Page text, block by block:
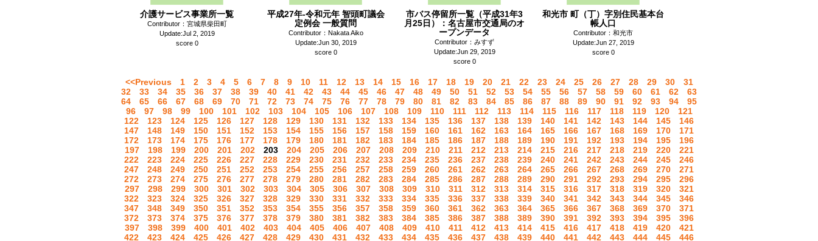
介護サービス事業所一覧
Contributor：宮城県柴田町
Update:Jul 2, 2019
score 0
平成27年-令和元年 智頭町議会
定例会 一般質問
Contributor：Nakata Aiko
Update:Jun 30, 2019
score 0
市バス停留所一覧（平成31年3
月25日）：名古屋市交通局のオ
ープンデータ
Contributor：みすず
Update:Jun 29, 2019
score 0
和光市 町（丁）字別住民基本台
帳人口
Contributor：和光市
Update:Jun 27, 2019
score 0
<<Previous 1 2 3 4 5 6 7 8 9 10 11 12 13 14 15 16 17 18 19 20 21 22 23 24 25 26 27 28 29 30
31
32
33 34 35 36 37 38 39 40 41 42 43 44 45 46 47 48 49 50 51 52 53 54 55 56 57 58 59 60 61 62
63
64
65 66 67 68 69 70 71 72 73 74 75 76 77 78 79 80 81 82 83 84 85 86 87 88 89 90 91 92 93 94
95
96
97 98 99 100 101 102 103 104 105 106 107 108 109 110 111 112 113 114 115 116 117 118 119 120
121
122
123 124 125 126 127 128 129 130 131 132 133 134 135 136 137 138 139 140 141 142 143 144 145
146
147
148 149 150 151 152 153 154 155 156 157 158 159 160 161 162 163 164 165 166 167 168 169 170
171
172
173 174 175 176 177 178 179 180 181 182 183 184 185 186 187 188 189 190 191 192 193 194 195
196
197
198 199 200 201 202 203 204 205 206 207 208 209 210 211 212 213 214 215 216 217 218 219 220
221
222
223 224 225 226 227 228 229 230 231 232 233 234 235 236 237 238 239 240 241 242 243 244 245
246
247
248 249 250 251 252 253 254 255 256 257 258 259 260 261 262 263 264 265 266 267 268 269 270
271
272
273 274 275 276 277 278 279 280 281 282 283 284 285 286 287 288 289 290 291 292 293 294 295
296
297
298 299 300 301 302 303 304 305 306 307 308 309 310 311 312 313 314 315 316 317 318 319 320
321
322
323 324 325 326 327 328 329 330 331 332 333 334 335 336 337 338 339 340 341 342 343 344 345
346
347
348 349 350 351 352 353 354 355 356 357 358 359 360 361 362 363 364 365 366 367 368 369 370
371
372
373 374 375 376 377 378 379 380 381 382 383 384 385 386 387 388 389 390 391 392 393 394 395
396
397
398 399 400 401 402 403 404 405 406 407 408 409 410 411 412 413 414 415 416 417 418 419 420
421
422
423 424 425 426 427 428 429 430 431 432 433 434 435 436 437 438 439 440 441 442 443 444 445 446